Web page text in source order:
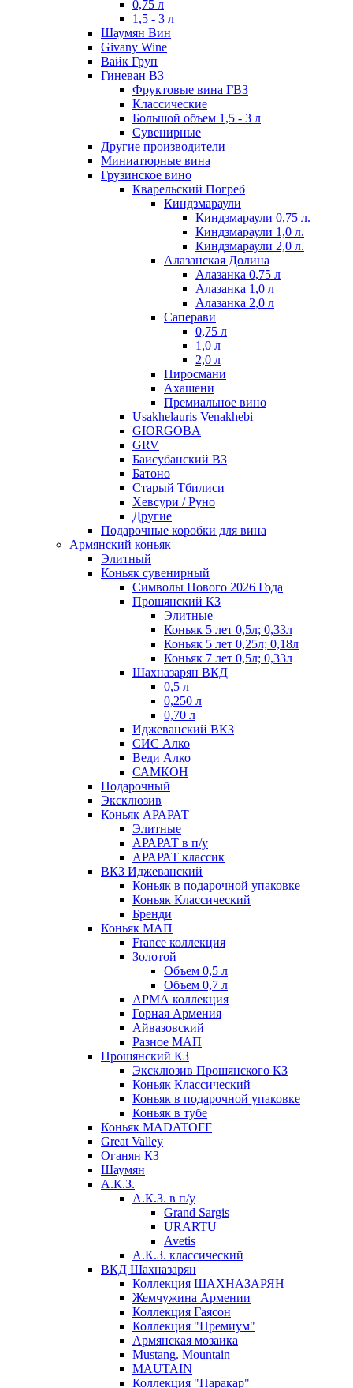
0,75 л
1,5 - 3 л
Шаумян Вин
Givany Wine
Вайк Груп
Гиневан ВЗ
Фруктовые вина ГВЗ
Классические
Большой объем 1,5 - 3 л
Сувенирные
Другие производители
Миниатюрные вина
Грузинское вино
Кварельский Погреб
Киндзмараули
Киндзмараули 0,75 л.
Киндзмараули 1,0 л.
Киндзмараули 2,0 л.
Алазанская Долина
Алазанка 0,75 л
Алазанка 1,0 л
Алазанка 2,0 л
Саперави
0,75 л
1,0 л
2,0 л
Пиросмани
Ахашени
Премиальное вино
Usakhelauris Venakhebi
GIORGOBA
GRV
Баисубанский ВЗ
Батоно
Старый Тбилиси
Хевсури / Руно
Другие
Подарочные коробки для вина
Армянский коньяк
Элитный
Коньяк сувенирный
Символы Нового 2026 Года
Прошянский КЗ
Элитные
Коньяк 5 лет 0,5л; 0,33л
Коньяк 5 лет 0,25л; 0,18л
Коньяк 7 лет 0,5л; 0,33л
Шахназарян ВКД
0,5 л
0,250 л
0,70 л
Иджеванский ВКЗ
СИС Алко
Веди Алко
САМКОН
Подарочный
Эксклюзив
Коньяк АРАРАТ
Элитные
АРАРАТ в п/у
АРАРАТ классик
ВКЗ Иджеванский
Коньяк в подарочной упаковке
Коньяк Классический
Бренди
Коньяк МАП
France коллекция
Золотой
Объем 0,5 л
Объем 0,7 л
АРМА коллекция
Горная Армения
Айвазовский
Разное МАП
Прошянский КЗ
Эксклюзив Прошянского КЗ
Коньяк Классический
Коньяк в подарочной упаковке
Коньяк в тубе
Коньяк MADATOFF
Great Valley
Оганян КЗ
Шаумян
А.К.З.
А.К.З. в п/у
Grand Sargis
URARTU
Avetis
А.К.З. классический
ВКД Шахназарян
Коллекция ШАХНАЗАРЯН
Жемчужина Армении
Коллекция Гаясон
Коллекция "Премиум"
Армянская мозаика
Mustang. Mountain
MAUTAIN
Коллекция "Паракар"